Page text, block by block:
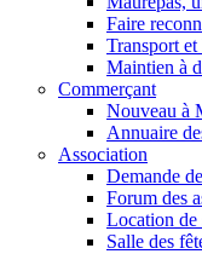
Faire
Transport
Maintien à
Commerçant
Nouveau à
Annuaire
Association
Demande
Forum des
Location de
Salle des